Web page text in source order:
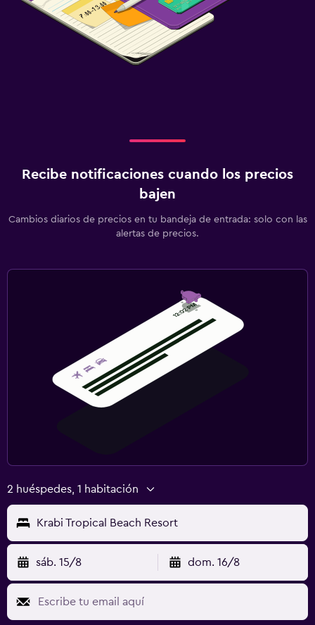
Recibe notificaciones cuando los precios
bajen
Cambios diarios de precios en tu bandeja de entrada: solo con las
alertas de precios.
2 huéspedes, 1 habitación
Krabi Tropical Beach Resort
sáb. 15/8 dom. 16/8